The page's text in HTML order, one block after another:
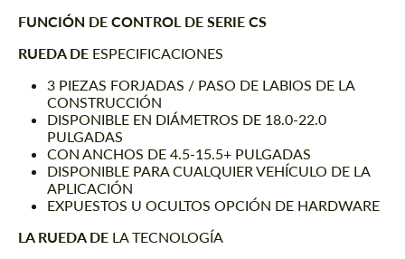
FUNCIÓN DE CONTROL DE SERIE CS
RUEDA DE ESPECIFICACIONES
3 PIEZAS FORJADAS / PASO DE LABIOS DE LA
CONSTRUCCIÓN
DISPONIBLE EN DIÁMETROS DE 18.0-22.0
PULGADAS
CON ANCHOS DE 4.5-15.5+ PULGADAS
DISPONIBLE PARA CUALQUIER VEHÍCULO DE LA
APLICACIÓN
EXPUESTOS U OCULTOS OPCIÓN DE HARDWARE
LA RUEDA DE LA TECNOLOGÍA